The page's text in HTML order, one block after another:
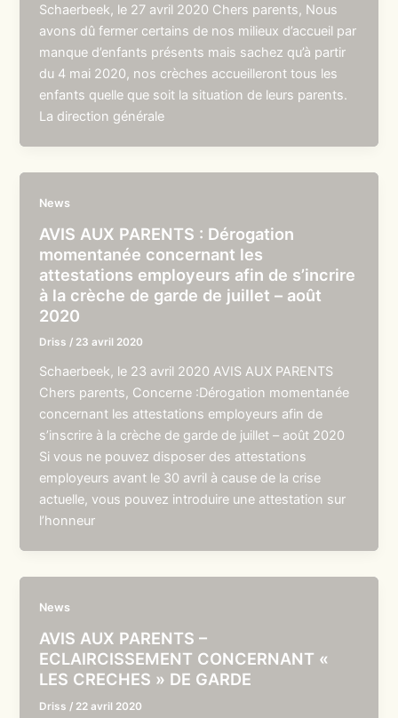
Schaerbeek, le 27 avril 2020 Chers parents, Nous
avons dû fermer certains de nos milieux d’accueil par
manque d’enfants présents mais sachez qu’à partir
du 4 mai 2020, nos crèches accueilleront tous les
enfants quelle que soit la situation de leurs parents.
La direction générale
News
AVIS AUX PARENTS : Dérogation
momentanée concernant les
attestations employeurs afin de s’incrire
à la crèche de garde de juillet – août
2020
Driss / 23 avril 2020
Schaerbeek, le 23 avril 2020 AVIS AUX PARENTS
Chers parents, Concerne :Dérogation momentanée
concernant les attestations employeurs afin de
s’inscrire à la crèche de garde de juillet – août 2020
Si vous ne pouvez disposer des attestations
employeurs avant le 30 avril à cause de la crise
actuelle, vous pouvez introduire une attestation sur
l’honneur
News
AVIS AUX PARENTS –
ECLAIRCISSEMENT CONCERNANT «
LES CRECHES » DE GARDE
Driss / 22 avril 2020